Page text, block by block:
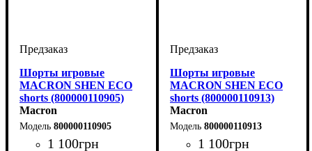
Шорты игровые
MACRON SHEN ECO
shorts (800000110905)
Macron
800000110905
1 100грн
Шорты игровые
MACRON SHEN ECO
shorts (800000110913)
Macron
800000110913
1 100грн